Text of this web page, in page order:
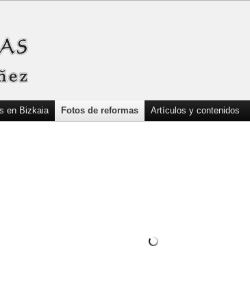
en Bizkaia Fotos de reformas Artículos y contenidos